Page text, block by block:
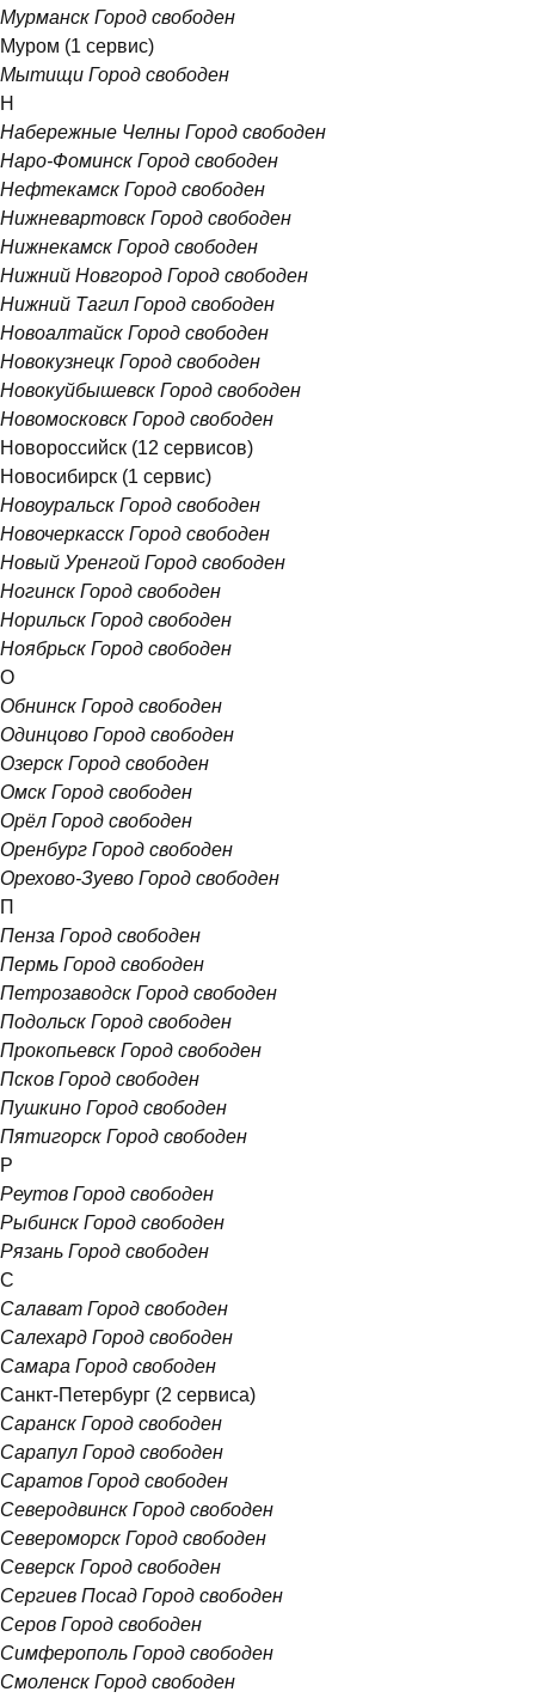
Мурманск Город свободен
Муром (1 сервис)
Мытищи Город свободен
Н
Набережные Челны Город свободен
Наро-Фоминск Город свободен
Нефтекамск Город свободен
Нижневартовск Город свободен
Нижнекамск Город свободен
Нижний Новгород Город свободен
Нижний Тагил Город свободен
Новоалтайск Город свободен
Новокузнецк Город свободен
Новокуйбышевск Город свободен
Новомосковск Город свободен
Новороссийск (12 сервисов)
Новосибирск (1 сервис)
Новоуральск Город свободен
Новочеркасск Город свободен
Новый Уренгой Город свободен
Ногинск Город свободен
Норильск Город свободен
Ноябрьск Город свободен
О
Обнинск Город свободен
Одинцово Город свободен
Озерск Город свободен
Омск Город свободен
Орёл Город свободен
Оренбург Город свободен
Орехово-Зуево Город свободен
П
Пенза Город свободен
Пермь Город свободен
Петрозаводск Город свободен
Подольск Город свободен
Прокопьевск Город свободен
Псков Город свободен
Пушкино Город свободен
Пятигорск Город свободен
Р
Реутов Город свободен
Рыбинск Город свободен
Рязань Город свободен
С
Салават Город свободен
Салехард Город свободен
Самара Город свободен
Санкт-Петербург (2 сервиса)
Саранск Город свободен
Сарапул Город свободен
Саратов Город свободен
Северодвинск Город свободен
Североморск Город свободен
Северск Город свободен
Сергиев Посад Город свободен
Серов Город свободен
Симферополь Город свободен
Смоленск Город свободен